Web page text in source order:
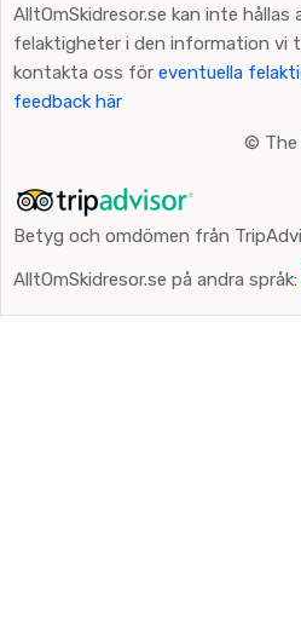
AlltOmSkidresor.se kan inte
felaktigheter i den information vi
kontakta oss för eventuella
feedback här
©
Betyg och omdömen från
AlltOmSkidresor.se på andra språk: